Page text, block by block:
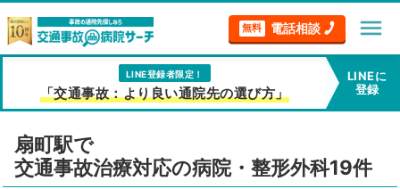
無料 電話相談 menu
LINE登録者限定！
「交通事故：より良い通院先の選び方」
LINEに
登録
扇町駅で
交通事故治療対応の病院・整形外科19件